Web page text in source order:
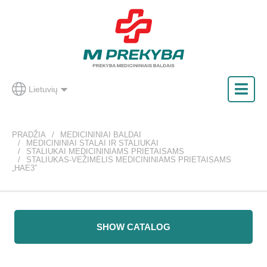
Lietuvių
PRADŽIA
MEDICININIAI BALDAI
MEDICININIAI STALAI IR STALIUKAI
STALIUKAI MEDICININIAMS PRIETAISAMS
STALIUKAS-VEŽIMĖLIS MEDICININIAMS PRIETAISAMS
„HAE3”
SHOW CATALOG